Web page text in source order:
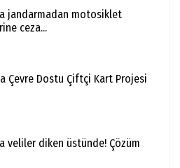
jandarmadan motosiklet
ceza...
Çevre Dostu Çiftçi Kart Projesi
veliler diken üstünde! Çözüm